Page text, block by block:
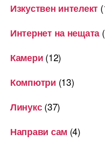
Изкуствен интелект
Интернет на нещата
Камери (12)
Компютри (13)
Линукс(37)
Направи сам (4)